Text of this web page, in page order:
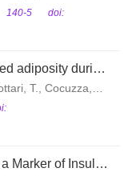
140-5
doi:
adiposity during
T., Cocuzza,
F., Marzola, P.,
R.,
Marker of Insulin